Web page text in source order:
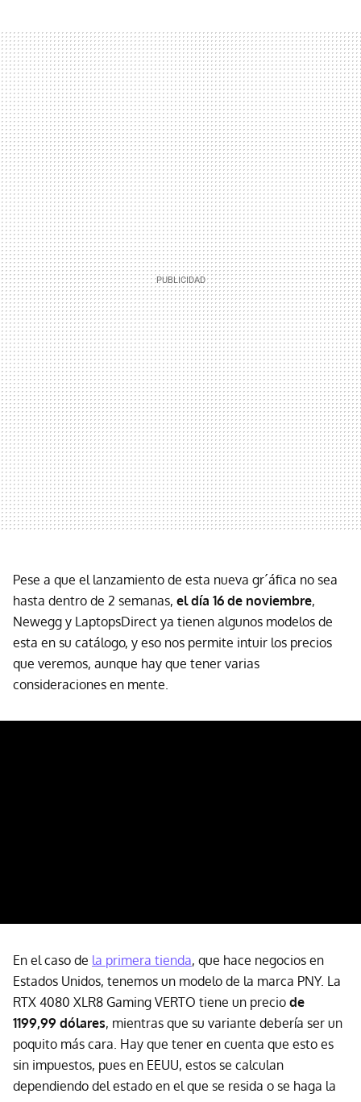
Pese a que el lanzamiento de esta nueva gr´áfica no sea
hasta dentro de 2 semanas, el día 16 de noviembre,
Newegg y LaptopsDirect ya tienen algunos modelos de
esta en su catálogo, y eso nos permite intuir los precios
que veremos, aunque hay que tener varias
consideraciones en mente.
En el caso de la primera tienda, que hace negocios en
Estados Unidos, tenemos un modelo de la marca PNY. La
RTX 4080 XLR8 Gaming VERTO tiene un precio de
1199,99 dólares, mientras que su variante debería ser un
poquito más cara. Hay que tener en cuenta que esto es
sin impuestos, pues en EEUU, estos se calculan
dependiendo del estado en el que se resida o se haga la